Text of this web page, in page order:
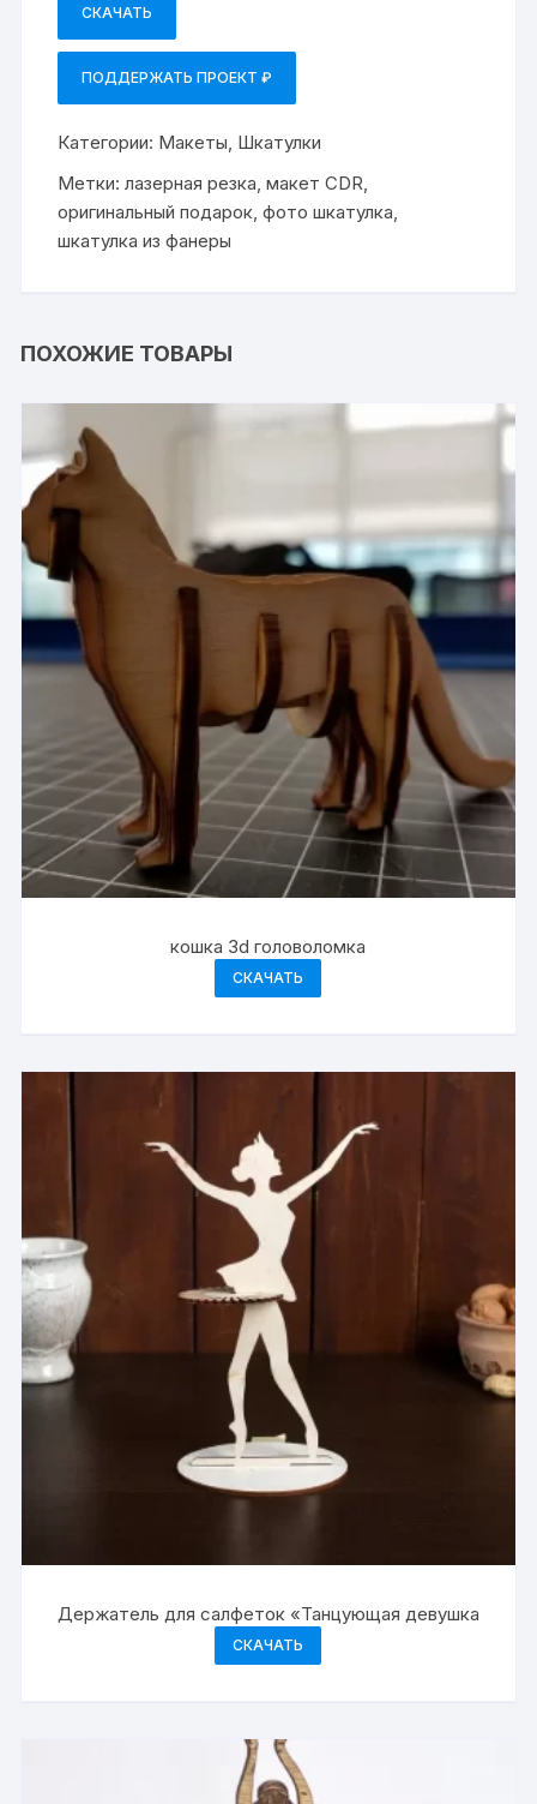
СКАЧАТЬ
ПОДДЕРЖАТЬ ПРОЕКТ ₽
Категории: Макеты, Шкатулки
Метки:лазерная резка,макет CDR,
оригинальный подарок,фото шкатулка,
шкатулка из фанеры
ПОХОЖИЕ ТОВАРЫ
кошка 3d головоломка
СКАЧАТЬ
Держатель для салфеток «Танцующая девушка
СКАЧАТЬ